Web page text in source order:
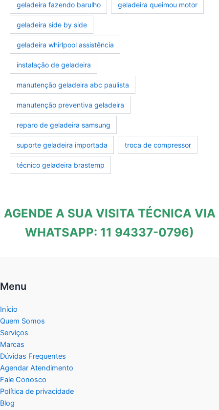
geladeira fazendo barulho geladeira queimou motor
geladeira side by side
geladeira whirlpool assistência
instalação de geladeira
manutenção geladeira abc paulista
manutenção preventiva geladeira
reparo de geladeira samsung
suporte geladeira importada troca de compressor
técnico geladeira brastemp
AGENDE A SUA VISITA TÉCNICA VIA
WHATSAPP: 11 94337-0796)
Menu
Início
Quem Somos
Serviços
Marcas
Dúvidas Frequentes
Agendar Atendimento
Fale Conosco
Política de privacidade
Blog